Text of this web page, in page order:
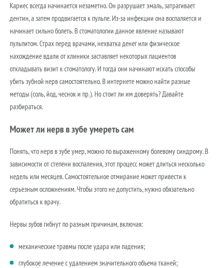
Кариес всегда начинается незаметно. Он разрушает эмаль, затрагивает
дентин, а затем продвигается к пульпе. Из-за инфекции она воспаляется и
начинает сильно болеть. В стоматологии данное явление называют
пульпитом. Страх перед врачами, нехватка денег или физическое
нахождение вдали от клиники заставляет некоторых пациентов
откладывать визит к стоматологу. И тогда они начинают искать способы
убить зубной нерв самостоятельно. В интернете можно найти разные
методы (соль, йод, чеснок и пр.). Но стоит ли им доверять? Давайте
разбираться.
Может ли нерв в зубе умереть сам
Понять, что нерв в зубе умер, можно по выраженному болевому синдрому. В
зависимости от степени воспаления, этот процесс может длиться несколько
недель или месяцев. Самостоятельное отмирание может привести к
серьезным осложнениям. Чтобы этого не допустить, нужно обязательно
обратиться к врачу.
Нервы зубов гибнут по разным причинам, включая:
механические травмы после удара или падения;
глубокое лечение с удалением значительного объема тканей;